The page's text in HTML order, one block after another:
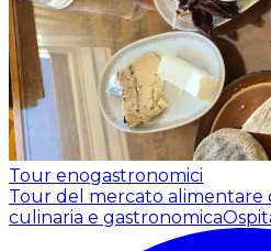
Tour enogastronomici
Tour del mercato alimentare
culinaria e gastronomica